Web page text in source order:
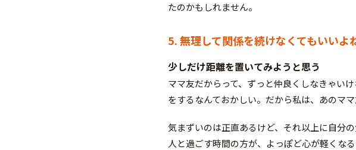
たのかもしれません。
5. 無理して関係を続けなくてもいいよ
少しだけ距離を置いてみようと思う
ママ友だからって、ずっと仲良くしなきゃい
をするなんておかしい。だから私は、あのマ
気まずいのは正直あるけど、それ以上に自分
人と過ごす時間の方が、よっぽど心が軽くなる